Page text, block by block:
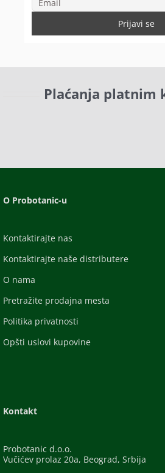
Plaćanja platnim
O Probotanic-u
Kontaktirajte nas
Kontaktirajte naše distributere
O nama
Pretražite prodajna mesta
Politika privatnosti
Opšti uslovi kupovine
Kontakt
Probotanic d.o.o.
Vučićev prolaz 20a, Beograd, Srbija